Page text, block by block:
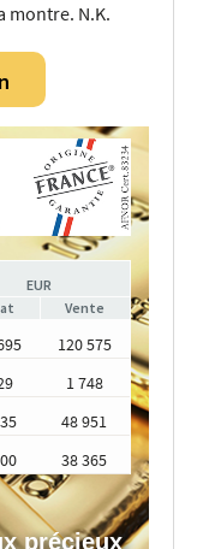
montre. N.K.
EUR
Vente
120 575
1 748
48 951
38 365
précieux